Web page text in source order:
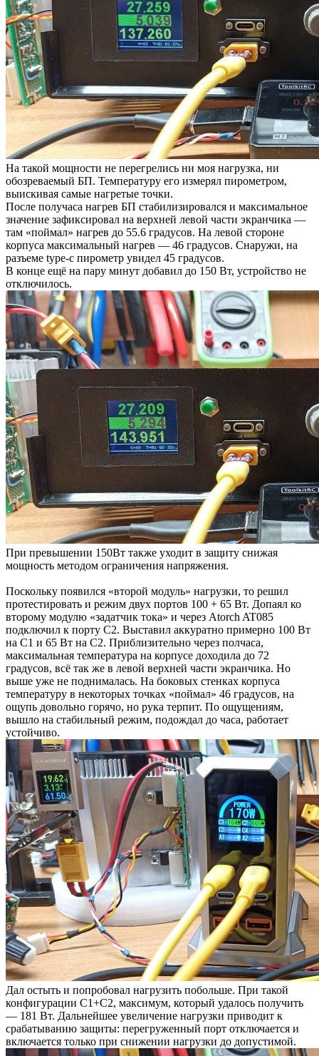
На такой мощности не перегрелись ни моя нагрузка, ни
обозреваемый БП. Температуру его измерял пирометром,
выискивая самые нагретые точки.
После получаса нагрев БП стабилизировался и максимальное
значение зафиксировал на верхней левой части экранчика —
там «поймал» нагрев до 55.6 градусов. На левой стороне
корпуса максимальный нагрев — 46 градусов. Снаружи, на
разъеме type-c пирометр увидел 45 градусов.
В конце ещё на пару минут добавил до 150 Вт, устройство не
отключилось.
При превышении 150Вт также уходит в защиту снижая
мощность методом ограничения напряжения.
Поскольку появился «второй модуль» нагрузки, то решил
протестировать и режим двух портов 100 + 65 Вт. Допаял ко
второму модулю «задатчик тока» и через Atorch AT085
подключил к порту C2. Выставил аккуратно примерно 100 Вт
на C1 и 65 Вт на С2. Приблизительно через полчаса,
максимальная температура на корпусе доходила до 72
градусов, всё так же в левой верхней части экранчика. Но
выше уже не поднималась. На боковых стенках корпуса
температуру в некоторых точках «поймал» 46 градусов, на
ощупь довольно горячо, но рука терпит. По ощущениям,
вышло на стабильный режим, подождал до часа, работает
устойчиво.
Дал остыть и попробовал нагрузить побольше. При такой
конфигурации C1+C2, максимум, который удалось получить
— 181 Вт. Дальнейшее увеличение нагрузки приводит к
срабатыванию защиты: перегруженный порт отключается и
включается только при снижении нагрузки до допустимой.